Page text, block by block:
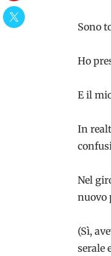
Sono
Ho
E il
In
Nel
nuovo
(Sì,
serale
Twitter